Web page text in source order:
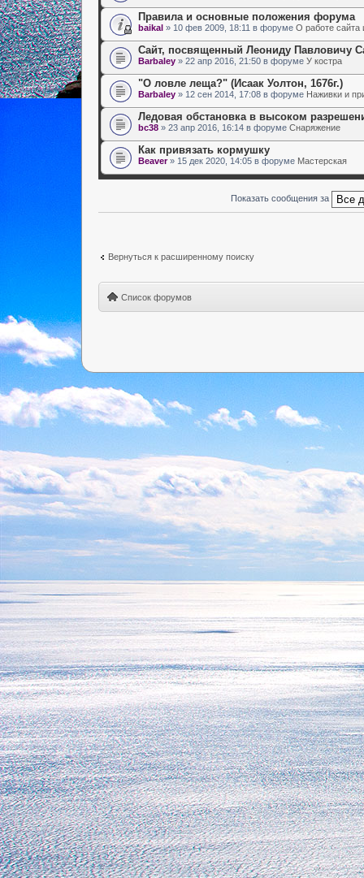
Правила и основные положения форума
baikal » 10 фев 2009, 18:11 в форуме О работе
Сайт, посвященный Леониду Павловичу
Barbaley » 22 апр 2016, 21:50 в форуме У костра
"О ловле леща?" (Исаак Уолтон, 1676г.)
Barbaley » 12 сен 2014, 17:08 в форуме Наживки и
Ледовая обстановка в высоком
bc38 » 23 апр 2016, 16:14 в форуме Снаряжение
Как привязать кормушку
Beaver» 15 дек 2020, 14:05 в форуме Мастерская
Показать сообщения за
Вернуться к расширенному поиску
Список форумов